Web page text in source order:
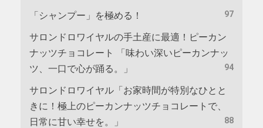
「シャンプー」を極める！ 97
サロンドロワイヤルの手土産に最適！ピーカン
ナッツチョコレート 「味わい深いピーカンナッ
ツ、一口で心が踊る。」
94
サロンドロワイヤル「お家時間が特別なひとと
きに！極上のピーカンナッツチョコレートで、
日常に甘い幸せを。」
88